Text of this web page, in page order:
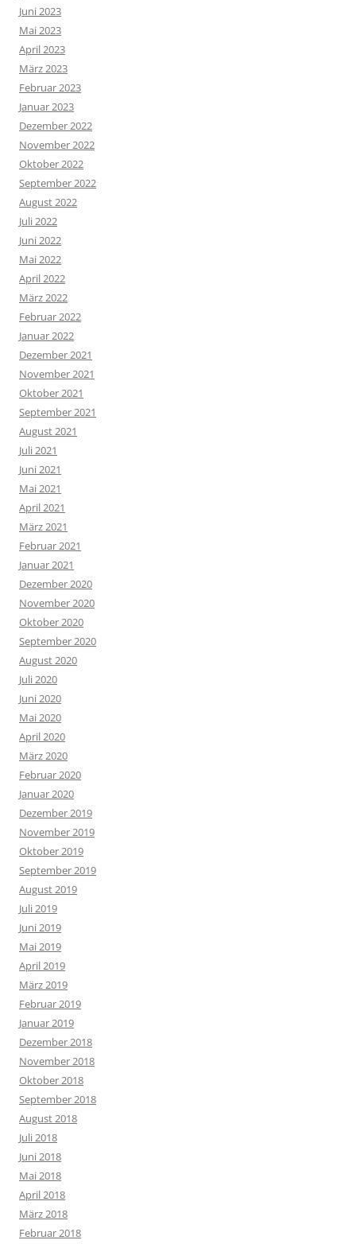
Juni 2023
Mai 2023
April 2023
März 2023
Februar 2023
Januar 2023
Dezember 2022
November 2022
Oktober 2022
September 2022
August 2022
Juli 2022
Juni 2022
Mai 2022
April 2022
März 2022
Februar 2022
Januar 2022
Dezember 2021
November 2021
Oktober 2021
September 2021
August 2021
Juli 2021
Juni 2021
Mai 2021
April 2021
März 2021
Februar 2021
Januar 2021
Dezember 2020
November 2020
Oktober 2020
September 2020
August 2020
Juli 2020
Juni 2020
Mai 2020
April 2020
März 2020
Februar 2020
Januar 2020
Dezember 2019
November 2019
Oktober 2019
September 2019
August 2019
Juli 2019
Juni 2019
Mai 2019
April 2019
März 2019
Februar 2019
Januar 2019
Dezember 2018
November 2018
Oktober 2018
September 2018
August 2018
Juli 2018
Juni 2018
Mai 2018
April 2018
März 2018
Februar 2018